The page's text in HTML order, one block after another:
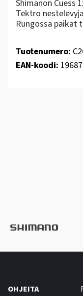
Shimanon Cuess
Tektro
Rungossa paikat
Tuotenumero:
EAN-koodi:
OHJEITA